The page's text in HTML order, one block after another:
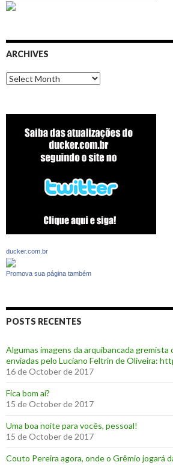
ARCHIVES
Archives
ducker.com.br
Promova sua página também
POSTS RECENTES
Algumas imagens da arquibancada gremista
enviadas pelo Luciano Feltrin de Oliveira:
16 de October de 2017
‪Fica bom aí?‬
15 de October de 2017
Uma boa noite para vocês, pessoal!
15 de October de 2017
‪Couto Pereira agora, onde o Grêmio jogará